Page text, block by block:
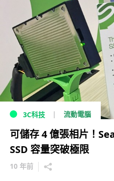
3C科技 流動電腦
可儲存 4 億張相片！
SSD 容量突破極限
10 年前